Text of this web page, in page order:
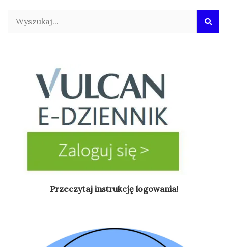
Przeczytaj instrukcję logowania!